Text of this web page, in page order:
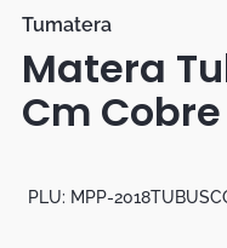
Tumatera
Matera
Cm Cobre
PLU: MPP-
Sillas
Duvet
Botas